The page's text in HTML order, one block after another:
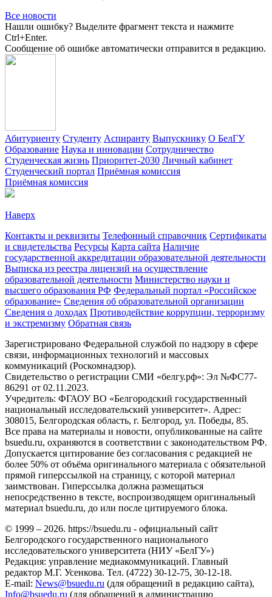
Все новости
Нашли ошибку? Выделите фрагмент текста и нажмите
Ctrl+Enter.
Сообщение об ошибке автоматически отправится в редакцию.
Абитуриенту Студенту Аспиранту Выпускнику О БелГУ
Образование Наука и инновации Сотрудничество
Студенческая жизнь Приоритет-2030 Личный кабинет
Студенческий портал Приёмная комиссия
Приёмная комиссия
Наверх
Контакты и реквизиты Телефонный справочник Сертификаты
и свидетельства Ресурсы Карта сайта Наличие
государственной аккредитации образовательной деятельности
Выписка из реестра лицензий на осуществление
образовательной деятельности Министерствo науки и
высшего образования РФ Федеральный портал «Российское
образование» Сведения об образовательной организации
Сведения о доходах Противодействие коррупции, терроризму
и экстремизму Обратная связь
Зарегистрировано Федеральной службой по надзору в сфере
связи, информационных технологий и массовых
коммуникаций (Роскомнадзор).
Свидетельство о регистрации СМИ «белгу.рф»: Эл №ФС77-
86291 от 02.11.2023.
Учредитель: ФГАОУ ВО «Белгородский государственный
национальный исследовательский университет». Адрес:
308015, Белгородская область, г. Белгород, ул. Победы, 85.
Все права на материалы и новости, опубликованные на сайте
bsuedu.ru, охраняются в соответствии с законодательством РФ.
Допускается цитирование без согласования с редакцией не
более 50% от объёма оригинального материала с обязательной
прямой гиперссылкой на страницу, с которой материал
заимствован. Гиперссылка должна размещаться
непосредственно в тексте, воспроизводящем оригинальный
материал bsuedu.ru, до или после цитируемого блока.
© 1999 – 2026. https://bsuedu.ru - официальный сайт
Белгородского государственного национального
исследовательского университета (НИУ «БелГУ»)
Редакция: управление медиакоммуникаций. Главный
редактор М.Г. Усенкова. Тел. (4722) 30-12-75, 30-12-18.
E-mail: News@bsuedu.ru (для обращений в редакцию сайта),
Info@bsuedu.ru (для обращений в администрацию